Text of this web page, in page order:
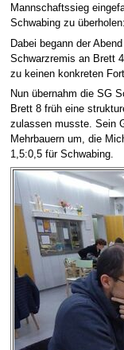
Mannschaftssieg
Schwabing zu
Dabei begann der
Schwarzremis an Brett
zu keinen konkreten
Nun übernahm die SG
Brett 8 früh eine
zulassen musste. Sein
Mehrbauern um, die
1,5:0,5 für Schwabing.